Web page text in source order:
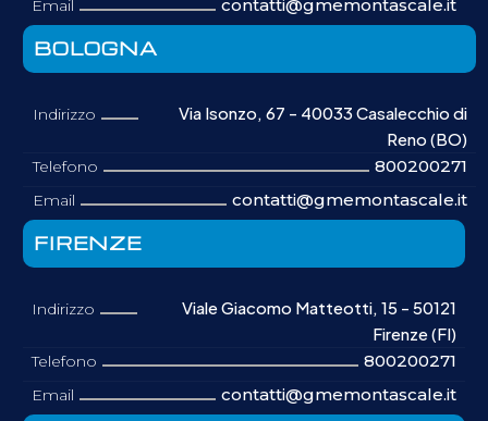
Email contatti@gmemontascale.it
BOLOGNA
Indirizzo
Via Isonzo, 67 - 40033 Casalecchio di
Reno (BO)
Telefono 800200271
Email contatti@gmemontascale.it
FIRENZE
Indirizzo
Viale Giacomo Matteotti, 15 - 50121
Firenze (FI)
Telefono 800200271
Email contatti@gmemontascale.it